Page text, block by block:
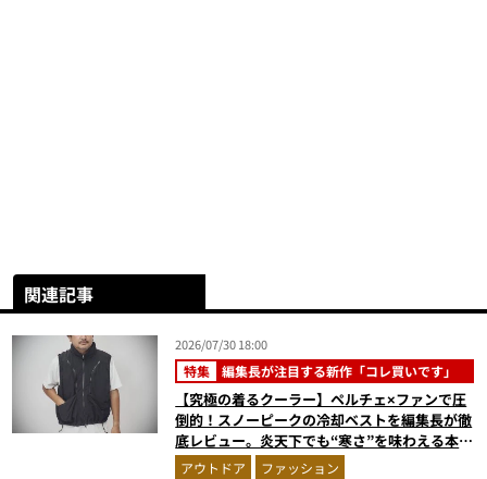
関連記事
2026/07/30 18:00
特集 編集長が注目する新作「コレ買いです」
【究極の着るクーラー】ペルチェ×ファンで圧
倒的！スノーピークの冷却ベストを編集長が徹
底レビュー。炎天下でも“寒さ”を味わえる本気
のギア『コレ買いです』Vol.172
アウトドア ファッション